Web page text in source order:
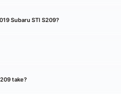
Subaru STI S209?
take?